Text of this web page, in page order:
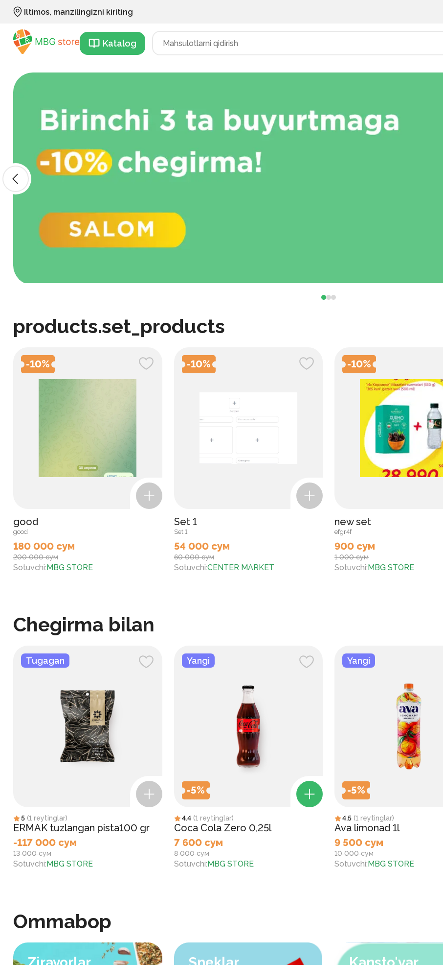
Iltimos, manzilingizni kiriting
Katalog
products.set_products
-10%
good
good
180 000 сум
200 000 сум
Sotuvchi:MBG STORE
-10%
Set 1
Set 1
54 000 сум
60 000 сум
Sotuvchi:CENTER MARKET
-10%
new set
efgr4f
900 сум
1 000 сум
Sotuvchi:MBG STORE
Chegirma bilan
Tugagan
5 (1 reytinglar)
ERMAK tuzlangan pista100 gr
-117 000 сум
13 000 сум
Sotuvchi:MBG STORE
-5%
Yangi
4.4 (1 reytinglar)
Coca Cola Zero 0,25l
7 600 сум
8 000 сум
Sotuvchi:MBG STORE
-5%
Yangi
4.5 (1 reytinglar)
Ava limonad 1l
9 500 сум
10 000 сум
Sotuvchi:MBG STORE
Ommabop